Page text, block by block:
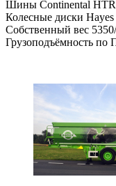
Шины Continental
Колесные диски
Собственный вес
Грузоподъёмность по